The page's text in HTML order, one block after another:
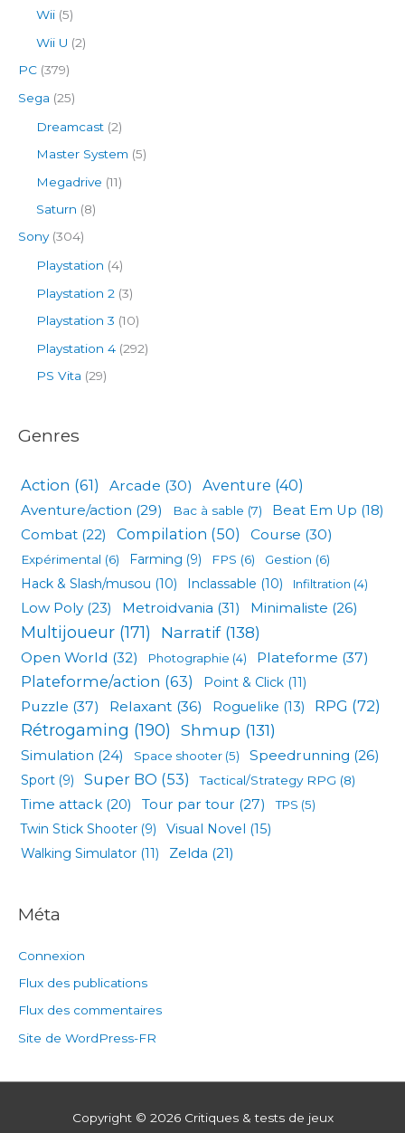
Wii (5)
Wii U (2)
PC (379)
Sega (25)
Dreamcast (2)
Master System (5)
Megadrive (11)
Saturn (8)
Sony(304)
Playstation (4)
Playstation 2 (3)
Playstation 3 (10)
Playstation 4 (292)
PS Vita (29)
Genres
Action (61) Arcade (30) Aventure (40)
Aventure/action (29) Bac à sable (7) Beat Em Up (18)
Combat (22) Compilation (50) Course (30)
Expérimental (6) Farming (9) FPS (6) Gestion (6)
Hack & Slash/musou (10) Inclassable (10) Infiltration (4)
Low Poly (23) Metroidvania (31) Minimaliste (26)
Multijoueur (171) Narratif(138)
Open World (32) Photographie (4) Plateforme (37)
Plateforme/action (63) Point & Click (11)
Puzzle (37) Relaxant (36) Roguelike (13) RPG (72)
Rétrogaming (190) Shmup (131)
Simulation (24) Space shooter (5) Speedrunning (26)
Sport (9) Super BO (53) Tactical/Strategy RPG (8)
Time attack (20) Tour par tour (27) TPS (5)
Twin Stick Shooter (9) Visual Novel (15)
Walking Simulator (11) Zelda (21)
Méta
Connexion
Flux des publications
Flux des commentaires
Site de WordPress-FR
Copyright © 2026 Critiques & tests de jeux